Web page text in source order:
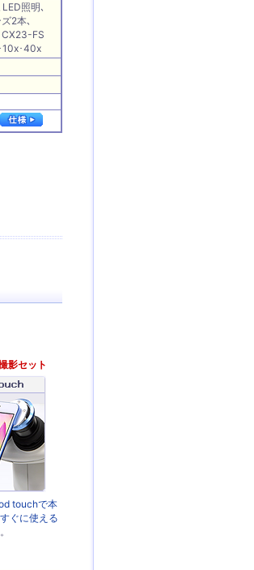
照明､
2本､
CX23-FS
10x･40x
影セット
touchで本
ぐに使える